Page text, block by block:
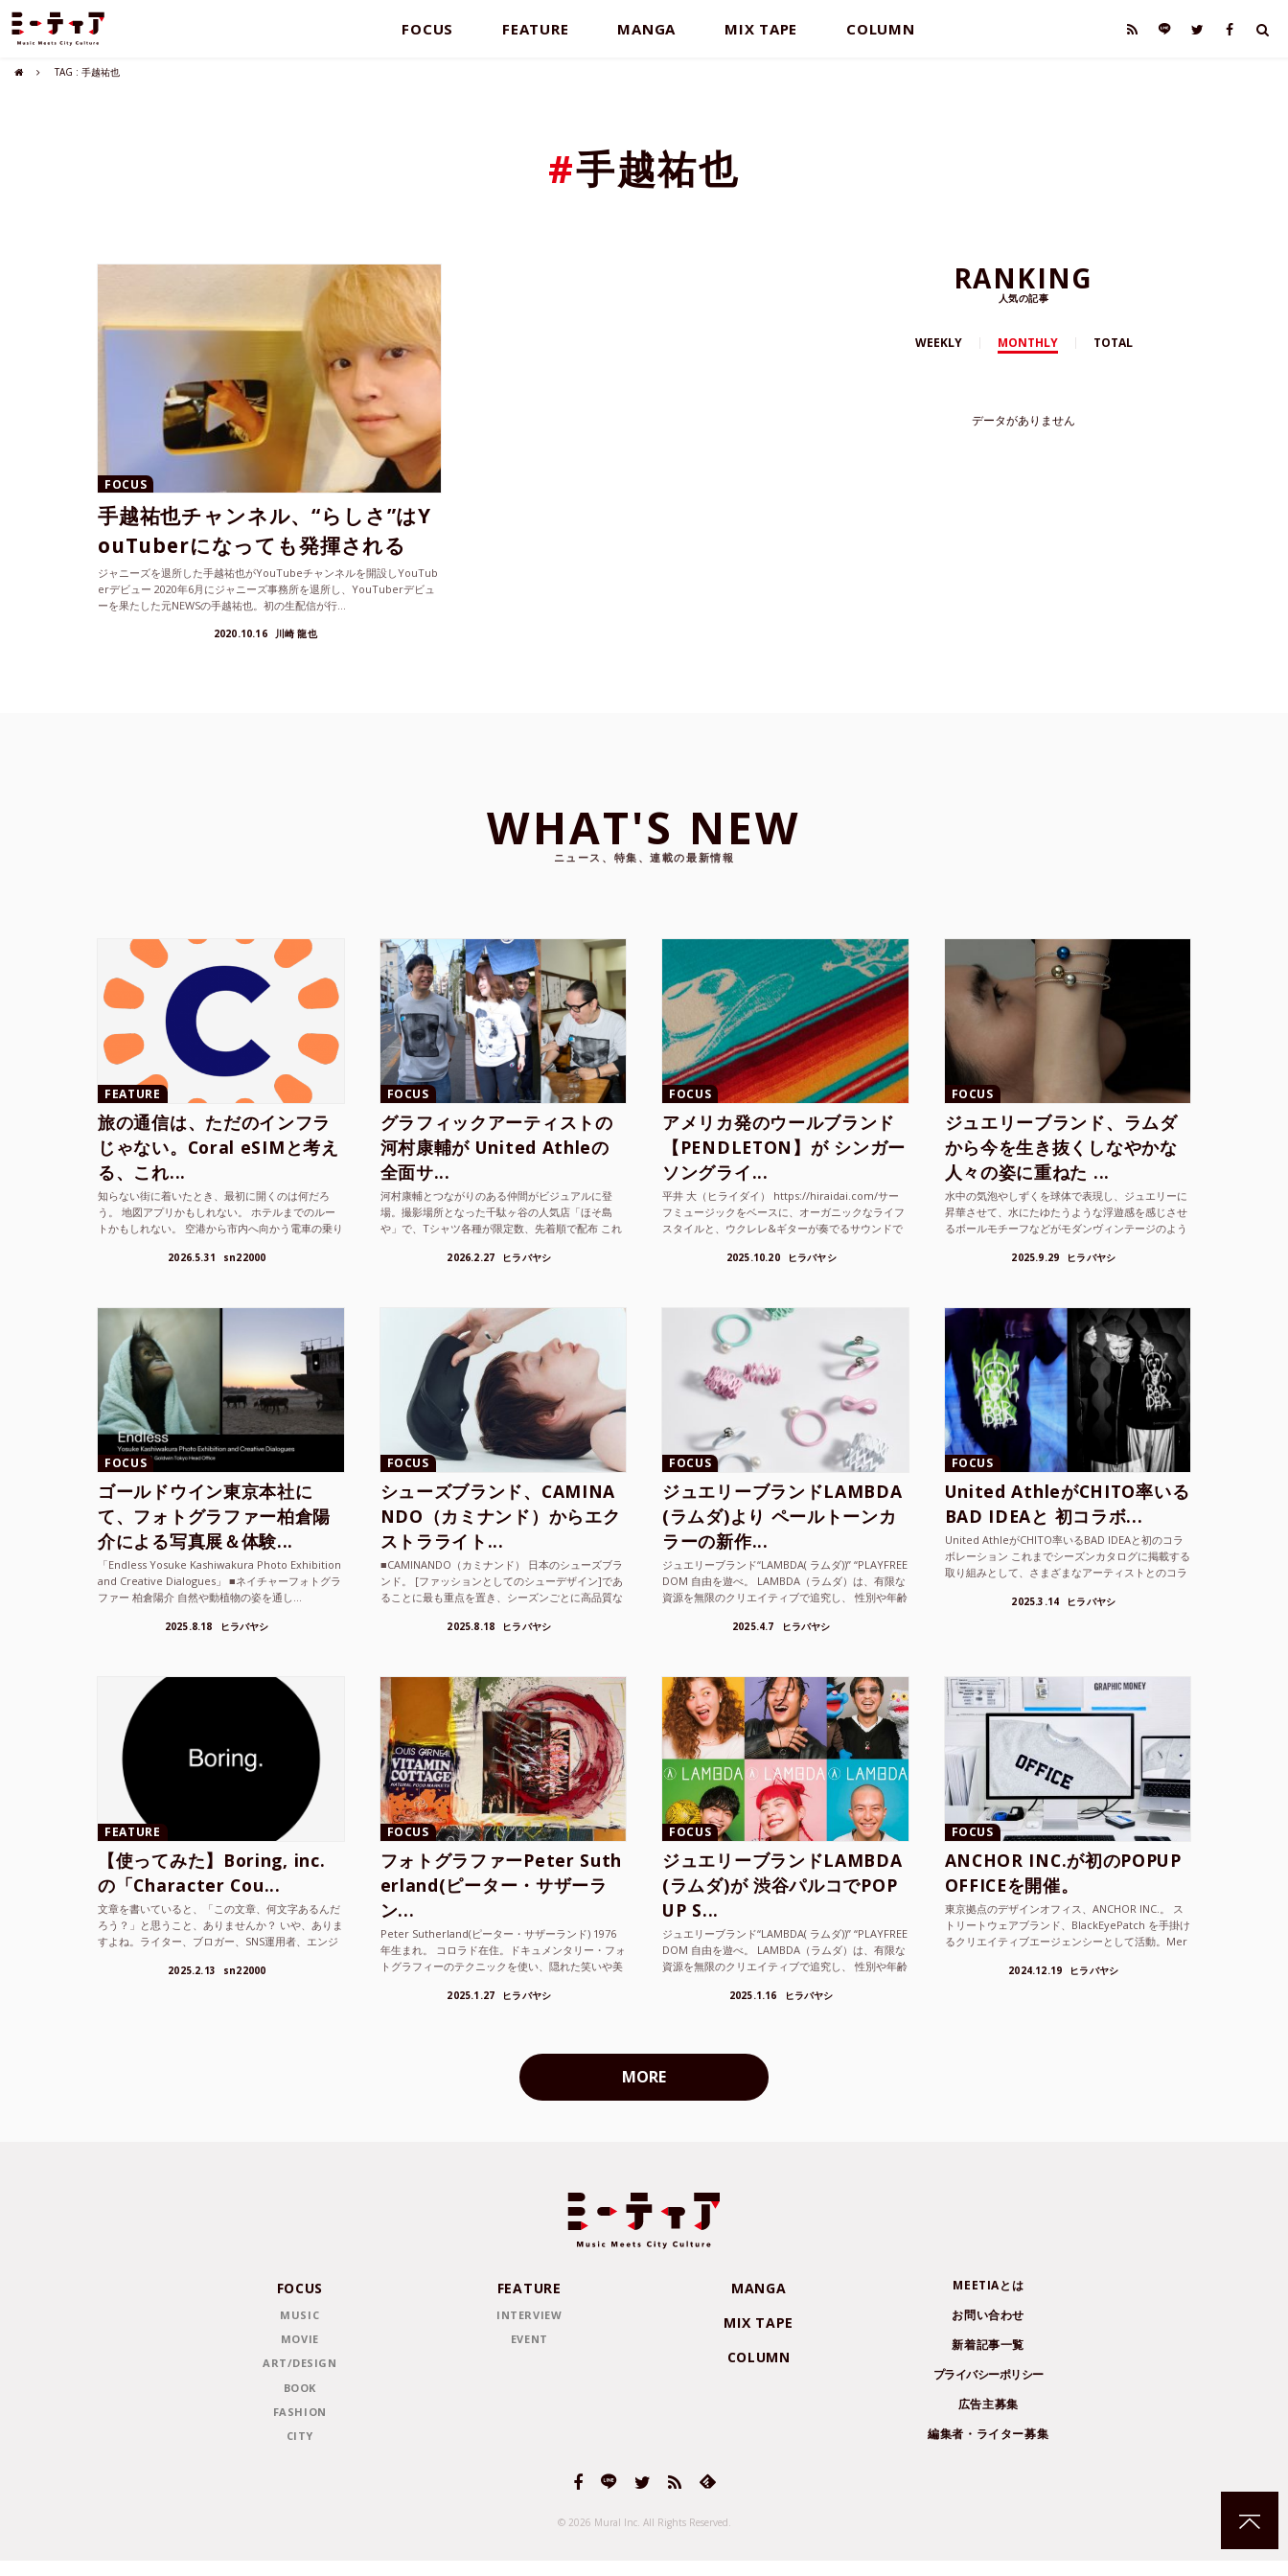
FOCUS FEATURE MANGA MIX TAPE COLUMN
TAG : 手越祐也
#手越祐也
FOCUS
手越祐也チャンネル、“らしさ”はY
ouTuberになっても発揮される
ジャニーズを退所した手越祐也がYouTubeチャンネルを開設しYouTub
erデビュー 2020年6月にジャニーズ事務所を退所し、YouTuberデビュ
ーを果たした元NEWSの手越祐也。初の生配信が行...
2020.10.16 川崎 龍也
RANKING
人気の記事
WEEKLY MONTHLY TOTAL
データがありません
WHAT'S NEW
ニュース、特集、連載の最新情報
FEATURE
旅の通信は、ただのインフラ
じゃない。Coral eSIMと考え
る、これ...
知らない街に着いたとき、最初に開くのは何だろ
う。 地図アプリかもしれない。 ホテルまでのルー
トかもしれない。 空港から市内へ向かう電車の乗り
て、その街の空...2026.5.31 sn22000
FOCUS
グラフィックアーティストの
河村康輔が United Athleの
全面サ...
河村康輔とつながりのある仲間がビジュアルに登
場。撮影場所となった千駄ヶ谷の人気店「ほそ島
や」で、Tシャツ各種が限定数、先着順で配布 これ
2026.2.27 ヒラバヤシ
FOCUS
アメリカ発のウールブランド
【PENDLETON】が シンガー
ソングライ...
平井 大（ヒライダイ） https://hiraidai.com/サー
フミュージックをベースに、オーガニックなライフ
スタイルと、ウクレレ&ギターが奏でるサウンドで
2025.10.20 ヒラバヤシ
FOCUS
ジュエリーブランド、ラムダ
から今を生き抜くしなやかな
人々の姿に重ねた ...
水中の気泡やしずくを球体で表現し、ジュエリーに
昇華させて、水にたゆたうような浮遊感を感じさせ
るボールモチーフなどがモダンヴィンテージのよう
2025.9.29 ヒラバヤシ
FOCUS
ゴールドウイン東京本社に
て、フォトグラファー柏倉陽
介による写真展＆体験...
「Endless Yosuke Kashiwakura Photo Exhibition
and Creative Dialogues」 ■ネイチャーフォトグラ
ファー 柏倉陽介 自然や動植物の姿を通し...
2025.8.18 ヒラバヤシ
FOCUS
シューズブランド、CAMINA
NDO（カミナンド）からエク
ストラライト...
■CAMINANDO（カミナンド） 日本のシューズブラ
ンド。 [ファッションとしてのシューデザイン]であ
ることに最も重点を置き、シーズンごとに高品質な
2025.8.18 ヒラバヤシ
FOCUS
ジュエリーブランドLAMBDA
(ラムダ)より ペールトーンカ
ラーの新作...
ジュエリーブランド“LAMBDA( ラムダ))” “PLAYFREE
DOM 自由を遊べ。 LAMBDA（ラムダ）は、有限な
資源を無限のクリエイティブで追究し、 性別や年齢
2025.4.7 ヒラバヤシ
FOCUS
United AthleがCHITO率いる
BAD IDEAと 初コラボ...
United AthleがCHITO率いるBAD IDEAと初のコラ
ボレーション これまでシーズンカタログに掲載する
取り組みとして、さまざまなアーティストとのコラ
2025.3.14 ヒラバヤシ
FEATURE
【使ってみた】Boring, inc.
の「Character Cou...
文章を書いていると、「この文章、何文字あるんだ
ろう？」と思うこと、ありませんか？ いや、ありま
すよね。ライター、ブロガー、SNS運用者、エンジ
2025.2.13 sn22000
FOCUS
フォトグラファーPeter Suth
erland(ピーター・サザーラ
ン...
Peter Sutherland(ピーター・サザーランド) 1976
年生まれ。 コロラド在住。ドキュメンタリー・フォ
トグラフィーのテクニックを使い、隠れた笑いや美
2025.1.27 ヒラバヤシ
FOCUS
ジュエリーブランドLAMBDA
(ラムダ)が 渋谷パルコでPOP
UP S...
ジュエリーブランド“LAMBDA( ラムダ))” “PLAYFREE
DOM 自由を遊べ。 LAMBDA（ラムダ）は、有限な
資源を無限のクリエイティブで追究し、 性別や年齢
2025.1.16 ヒラバヤシ
FOCUS
ANCHOR INC.が初のPOPUP
OFFICEを開催。
東京拠点のデザインオフィス、ANCHOR INC.。 ス
トリートウェアブランド、BlackEyePatch を手掛け
るクリエイティブエージェンシーとして活動。Mer
2024.12.19 ヒラバヤシ
MORE
FOCUS
MUSIC
MOVIE
ART/DESIGN
BOOK
FASHION
CITY
FEATURE
INTERVIEW
EVENT
MANGA
MIX TAPE
COLUMN
MEETIAとは
お問い合わせ
新着記事一覧
プライバシーポリシー
広告主募集
編集者・ライター募集
© 2026 Mural Inc. All Rights Reserved.